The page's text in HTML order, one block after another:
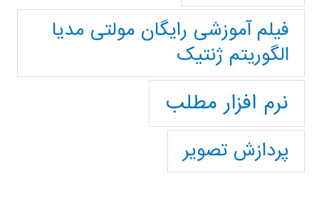
فیلم آموزشی رایگان مولتی مدیا
الگوریتم ژنتیک
نرم افزار مطلب
پردازش تصویر